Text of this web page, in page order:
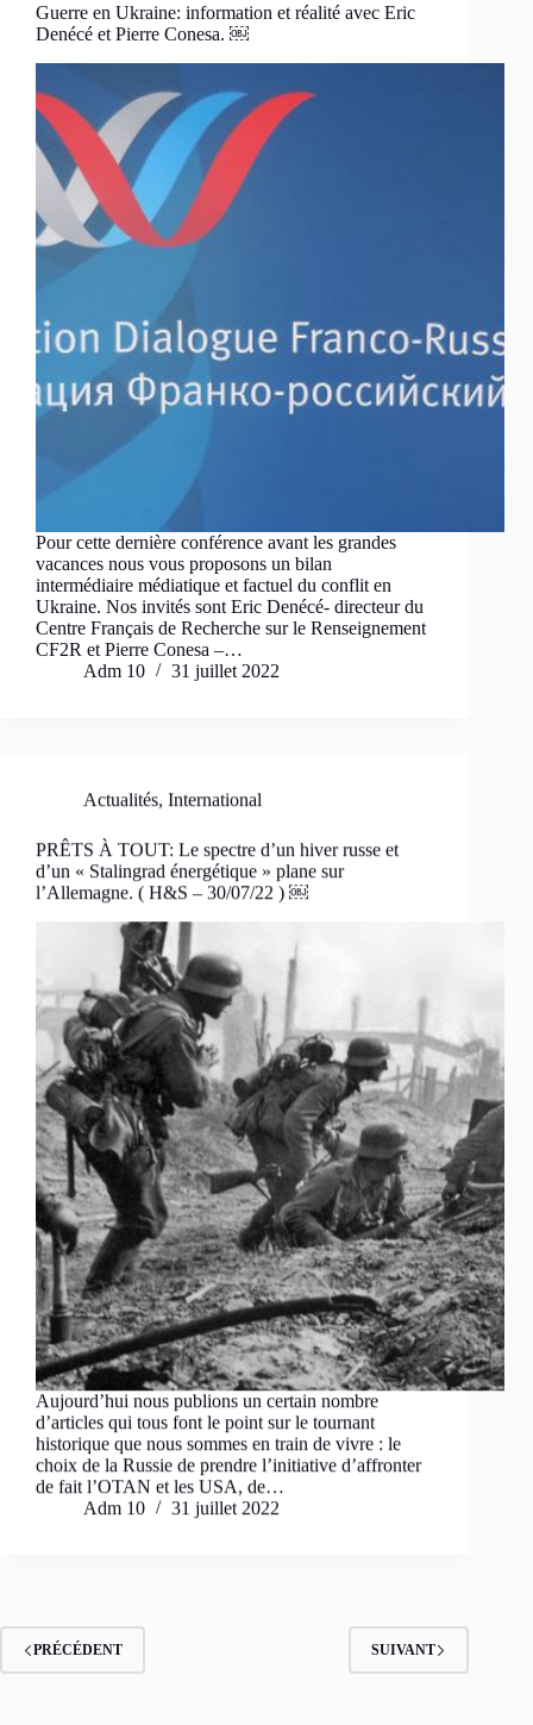
Guerre en Ukraine: information et réalité avec Eric
Denécé et Pierre Conesa. ￼
Pour cette dernière conférence avant les grandes
vacances nous vous proposons un bilan
intermédiaire médiatique et factuel du conflit en
Ukraine. Nos invités sont Eric Denécé- directeur du
Centre Français de Recherche sur le Renseignement
CF2R et Pierre Conesa –…
Adm 10
31 juillet 2022
Actualités, International
PRÊTS À TOUT: Le spectre d’un hiver russe et
d’un « Stalingrad énergétique » plane sur
l’Allemagne. ( H&S – 30/07/22 ) ￼
Aujourd’hui nous publions un certain nombre
d’articles qui tous font le point sur le tournant
historique que nous sommes en train de vivre : le
choix de la Russie de prendre l’initiative d’affronter
de fait l’OTAN et les USA, de…
Adm 10
31 juillet 2022
PRÉCÉDENT SUIVANT